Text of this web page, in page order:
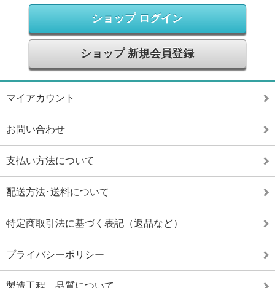
ショップ ログイン
ショップ 新規会員登録
マイアカウント
お問い合わせ
支払い方法について
配送方法･送料について
特定商取引法に基づく表記（返品など）
プライバシーポリシー
製造工程、品質について